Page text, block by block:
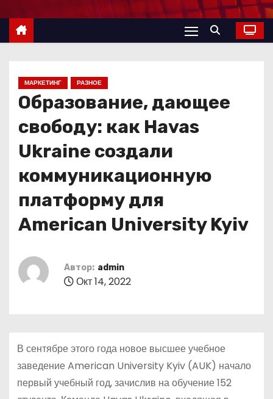
р
МАРКЕТИНГ РАЗНОЕ
Образование, дающее
свободу: как Havas
Ukraine создали
коммуникационную
платформу для
American University Kyiv
Автор: admin
Окт 14, 2022
В сентябре этого года новое высшее учебное
заведение American University Kyiv (AUK) начало
первый учебный год, зачислив на обучение 152